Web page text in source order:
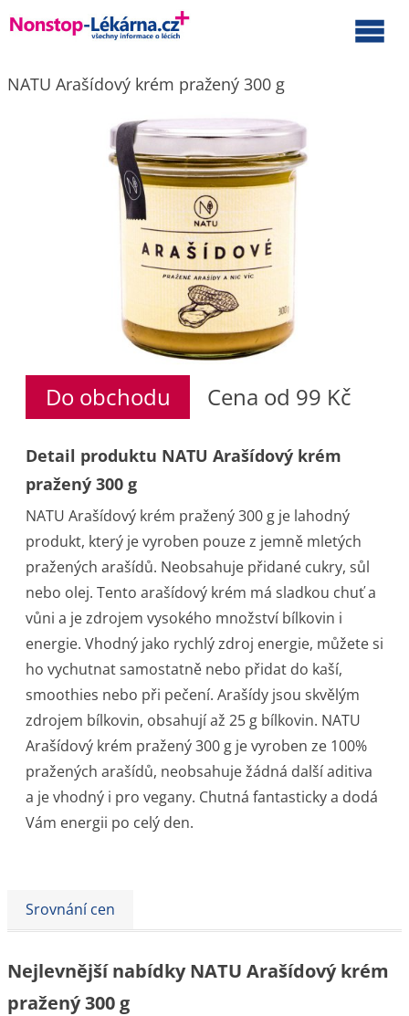
NATU Arašídový krém pražený 300 g
Do obchodu Cena od 99 Kč
Detail produktu NATU Arašídový krém
pražený 300 g
NATU Arašídový krém pražený 300 g je lahodný
produkt, který je vyroben pouze z jemně mletých
pražených arašídů. Neobsahuje přidané cukry, sůl
nebo olej. Tento arašídový krém má sladkou chuť a
vůni a je zdrojem vysokého množství bílkovin i
energie. Vhodný jako rychlý zdroj energie, můžete si
ho vychutnat samostatně nebo přidat do kaší,
smoothies nebo při pečení. Arašídy jsou skvělým
zdrojem bílkovin, obsahují až 25 g bílkovin. NATU
Arašídový krém pražený 300 g je vyroben ze 100%
pražených arašídů, neobsahuje žádná další aditiva
a je vhodný i pro vegany. Chutná fantasticky a dodá
Vám energii po celý den.
Srovnání cen
Nejlevnější nabídky NATU Arašídový krém
pražený 300 g